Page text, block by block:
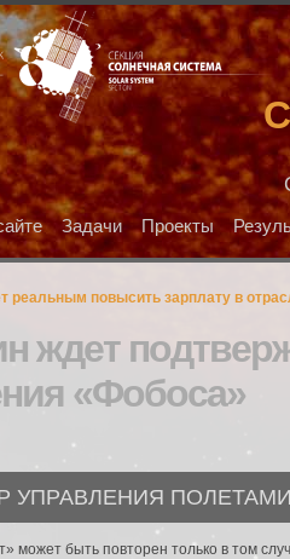
Задачи Проекты
реальным повысить зарплату в
ждет
«Фобоса»
УПРАВЛЕНИЯ ПОЛЕТАМИ
может быть повторен только в том